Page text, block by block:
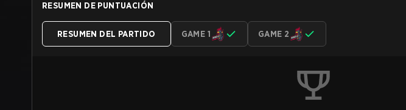
RESUMEN DE PUNTUACIÓN
RESUMEN DEL PARTIDO GAME 1 GAME 2